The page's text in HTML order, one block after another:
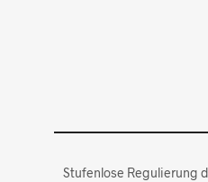
Stufenlose Regulierung